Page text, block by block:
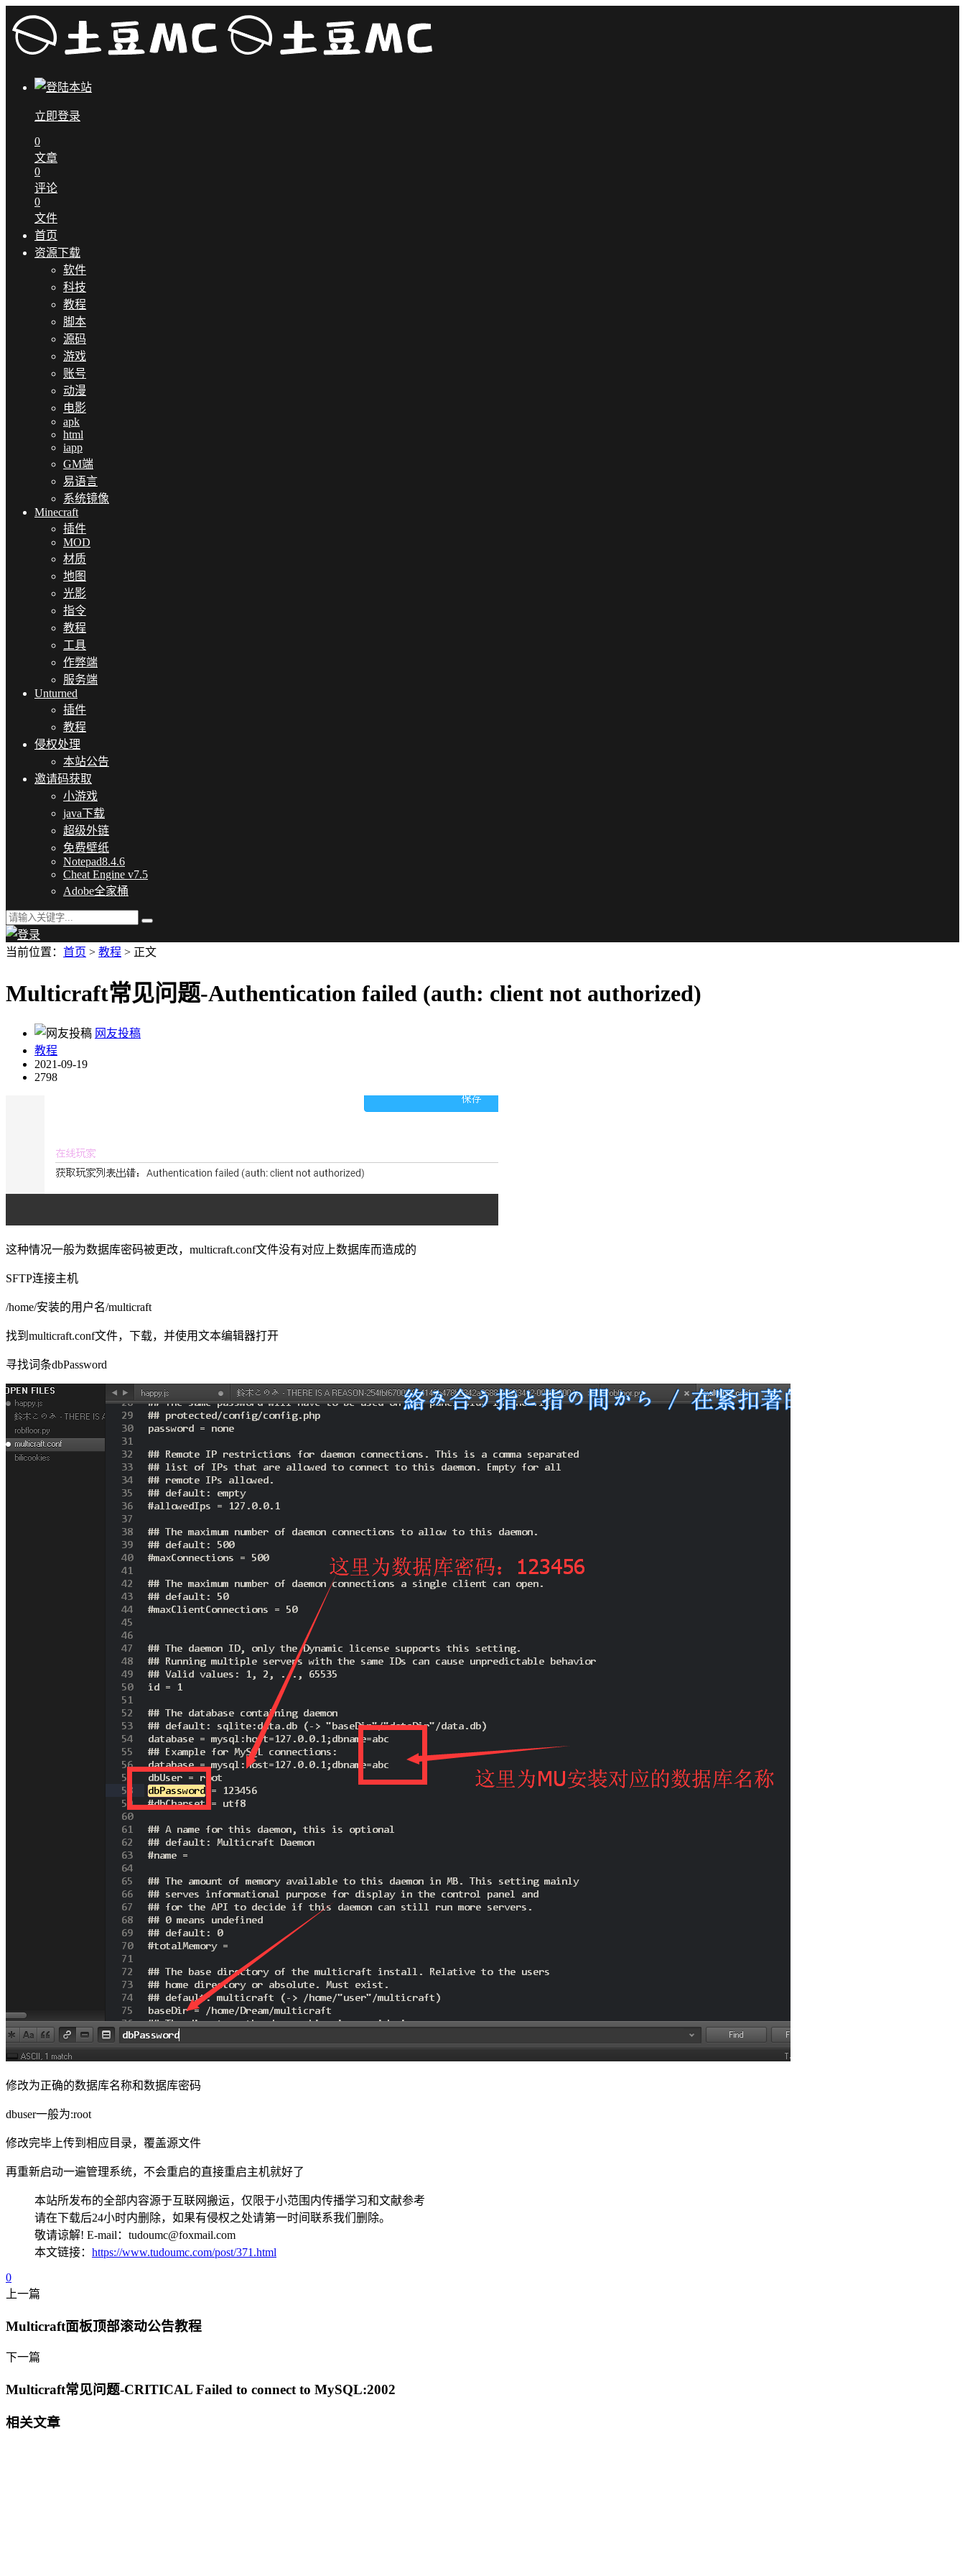
立即登录
0
文章
0
评论
0
文件
首页
资源下载
软件
科技
教程
脚本
源码
游戏
账号
动漫
电影
apk
html
iapp
GM端
易语言
系统镜像
Minecraft
插件
MOD
材质
地图
光影
指令
教程
工具
作弊端
服务端
Unturned
插件
教程
侵权处理
本站公告
邀请码获取
小游戏
java下载
超级外链
免费壁纸
Notepad8.4.6
Cheat Engine v7.5
Adobe全家桶
当前位置： 首页 > 教程 > 正文
Multicraft常见问题-Authentication failed (auth: client not authorized)
网友投稿
教程
2021-09-19
2798
这种情况一般为数据库密码被更改，multicraft.conf文件没有对应上数据库而造成的
SFTP连接主机
/home/安装的用户名/multicraft
找到multicraft.conf文件，下载，并使用文本编辑器打开
寻找词条dbPassword
修改为正确的数据库名称和数据库密码
dbuser一般为:root
修改完毕上传到相应目录，覆盖源文件
再重新启动一遍管理系统，不会重启的直接重启主机就好了
本站所发布的全部内容源于互联网搬运，仅限于小范围内传播学习和文献参考
请在下载后24小时内删除，如果有侵权之处请第一时间联系我们删除。
敬请谅解! E-mail：tudoumc@foxmail.com
本文链接： https://www.tudoumc.com/post/371.html
0
上一篇
Multicraft面板顶部滚动公告教程
下一篇
Multicraft常见问题-CRITICAL Failed to connect to MySQL:2002
相关文章